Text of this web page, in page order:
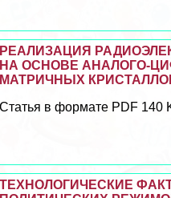
РЕАЛИЗАЦИЯ
НА ОСНОВЕ АНАЛОГО-
МАТРИЧНЫХ
Статья в формате PDF 140
ТЕХНОЛОГИЧЕСКИЕ